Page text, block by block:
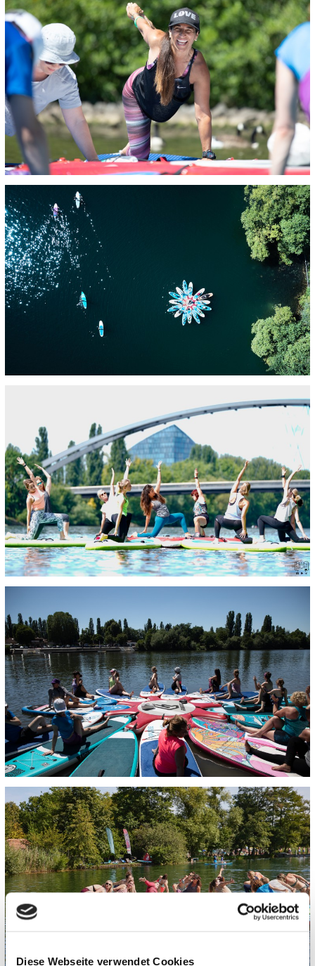
Diese Webseite verwendet Cookies